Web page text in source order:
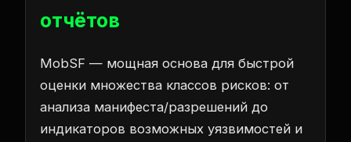
отчётов
MobSF — мощная основа для быстрой
оценки множества классов рисков: от
анализа манифеста/разрешений до
индикаторов возможных уязвимостей и